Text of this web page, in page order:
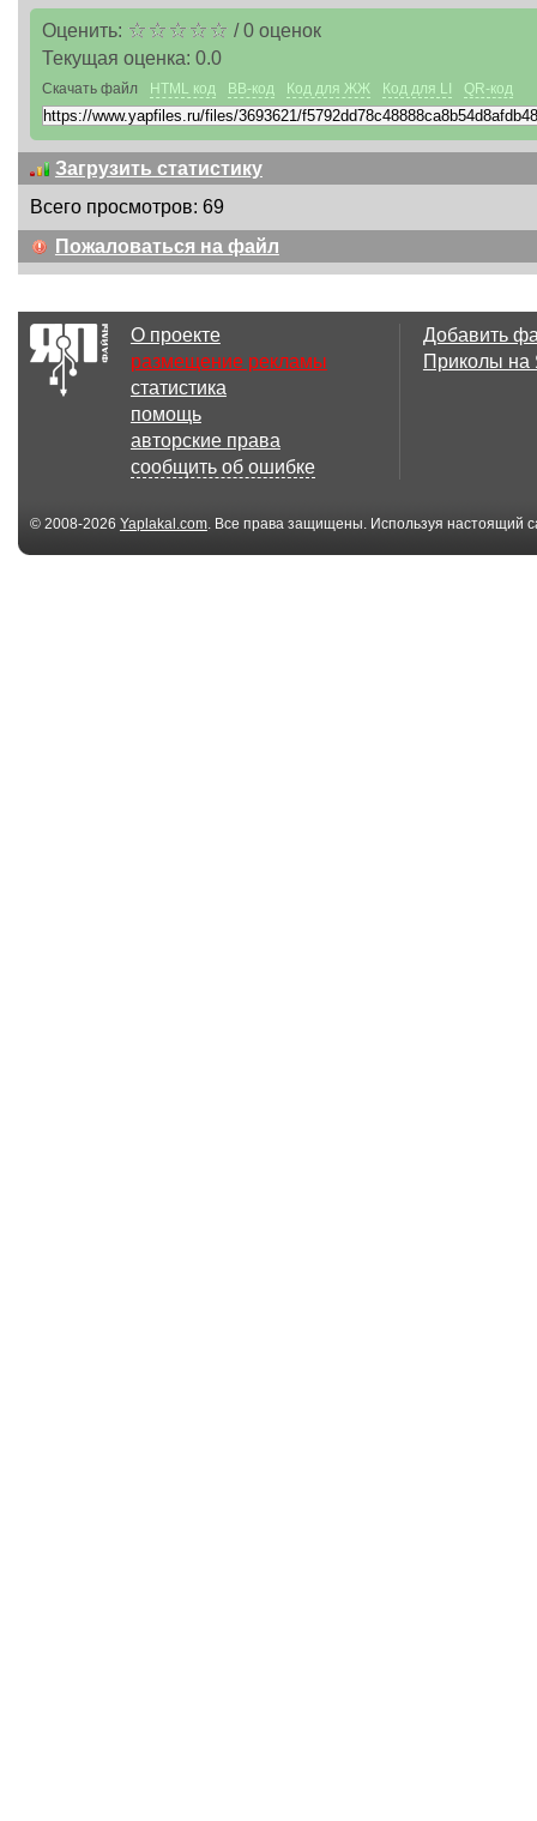
Оценить: /0оценок
Текущая оценка: 0.0
Скачать файл HTML код BB-код Код для ЖЖ Код для LI QR-код
Загрузить статистику
Всего просмотров: 69
Пожаловаться на файл
О проекте
размещение рекламы
статистика
помощь
авторские права
сообщить об ошибке
Добавить
Приколы
© 2008-2026 Yaplakal.com. Все права защищены. Используя настоящий